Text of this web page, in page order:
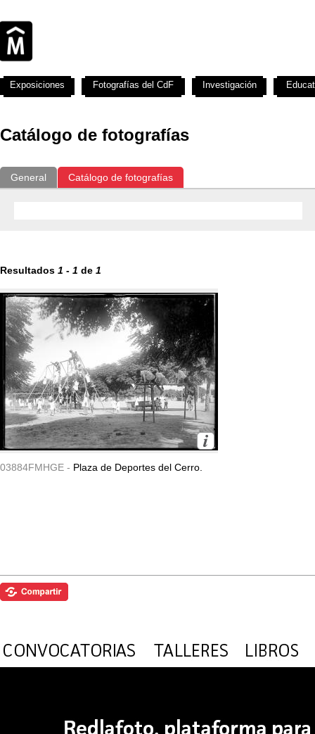
Catálogo de fotografías
General Catálogo de fotografías
Resultados 1 - 1 de 1
03884FMHGE - Plaza de Deportes del Cerro.
Exposiciones Fotografías del CdF Investigación